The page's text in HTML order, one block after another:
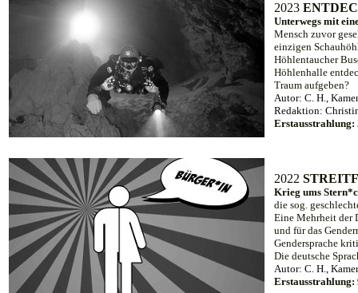
2023
Unterwegs mit
Mensch zuvor
einzigen
Höhlentaucher
Höhlenhalle
Traum aufgeben?
Autor: C. H.,
Redaktion:
Erstausstrahlung:
2022
Krieg ums
die sog.
Eine Mehrheit der
und für das
Gendersprache
Die deutsche
Autor: C. H.,
Erstausstrahlung: